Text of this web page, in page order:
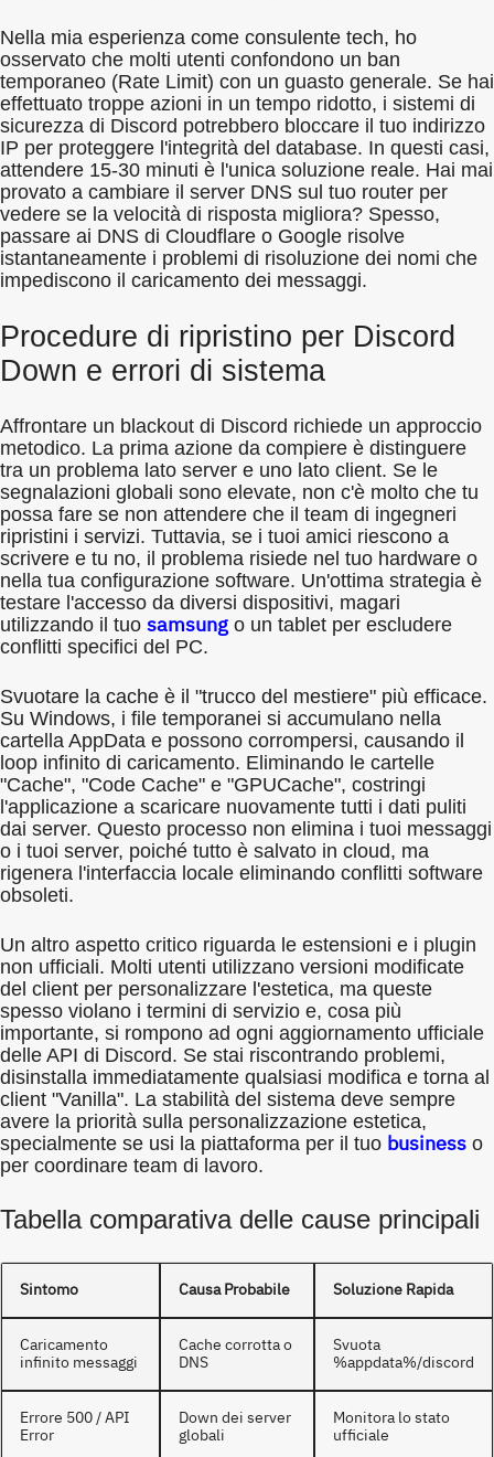
Nella mia esperienza come consulente tech, ho
osservato che molti utenti confondono un ban
temporaneo (Rate Limit) con un guasto generale. Se hai
effettuato troppe azioni in un tempo ridotto, i sistemi di
sicurezza di Discord potrebbero bloccare il tuo indirizzo
IP per proteggere l'integrità del database. In questi casi,
attendere 15-30 minuti è l'unica soluzione reale. Hai mai
provato a cambiare il server DNS sul tuo router per
vedere se la velocità di risposta migliora? Spesso,
passare ai DNS di Cloudflare o Google risolve
istantaneamente i problemi di risoluzione dei nomi che
impediscono il caricamento dei messaggi.
Procedure di ripristino per Discord
Down e errori di sistema
Affrontare un blackout di Discord richiede un approccio
metodico. La prima azione da compiere è distinguere
tra un problema lato server e uno lato client. Se le
segnalazioni globali sono elevate, non c'è molto che tu
possa fare se non attendere che il team di ingegneri
ripristini i servizi. Tuttavia, se i tuoi amici riescono a
scrivere e tu no, il problema risiede nel tuo hardware o
nella tua configurazione software. Un'ottima strategia è
testare l'accesso da diversi dispositivi, magari
utilizzando il tuo samsung o un tablet per escludere
conflitti specifici del PC.
Svuotare la cache è il "trucco del mestiere" più efficace.
Su Windows, i file temporanei si accumulano nella
cartella AppData e possono corrompersi, causando il
loop infinito di caricamento. Eliminando le cartelle
"Cache", "Code Cache" e "GPUCache", costringi
l'applicazione a scaricare nuovamente tutti i dati puliti
dai server. Questo processo non elimina i tuoi messaggi
o i tuoi server, poiché tutto è salvato in cloud, ma
rigenera l'interfaccia locale eliminando conflitti software
obsoleti.
Un altro aspetto critico riguarda le estensioni e i plugin
non ufficiali. Molti utenti utilizzano versioni modificate
del client per personalizzare l'estetica, ma queste
spesso violano i termini di servizio e, cosa più
importante, si rompono ad ogni aggiornamento ufficiale
delle API di Discord. Se stai riscontrando problemi,
disinstalla immediatamente qualsiasi modifica e torna al
client "Vanilla". La stabilità del sistema deve sempre
avere la priorità sulla personalizzazione estetica,
specialmente se usi la piattaforma per il tuo business o
per coordinare team di lavoro.
Tabella comparativa delle cause principali
Sintomo Causa Probabile Soluzione Rapida
Caricamento
infinito messaggi
Cache corrotta o
DNS
Svuota
%appdata%/discord
Errore 500 / API
Error
Down dei server
globali
Monitora lo stato
ufficiale